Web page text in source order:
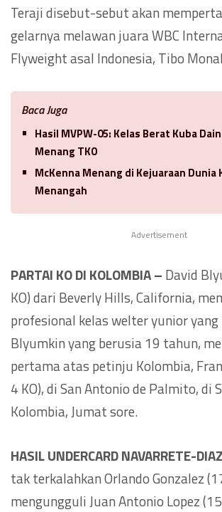
Teraji disebut-sebut akan
gelarnya melawan juara WBC
Flyweight asal Indonesia, Tibo
Baca Juga
Hasil MVPW-05: Kelas Berat Kuba
Menang TKO
McKenna Menang di Kejuaraan Dunia
Menangah
Advertisement
PARTAI KO DI KOLOMBIA – David
KO) dari Beverly Hills, California,
profesional kelas welter yunior yang
Blyumkin yang berusia 19 tahun,
pertama atas petinju Kolombia,
4 KO), di San Antonio de Palmito, di
Kolombia, Jumat sore.
HASIL UNDERCARD NAVARRETE-
tak terkalahkan Orlando Gonzalez
mengungguli Juan Antonio Lopez